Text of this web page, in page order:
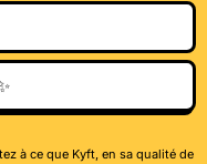
à ce que Kyft, en sa qualité de